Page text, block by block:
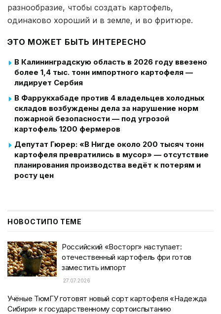
разнообразие, чтобы создать картофель,
одинаково хороший и в земле, и во фритюре.
ЭТО МОЖЕТ БЫТЬ ИНТЕРЕСНО
В Калининградскую область в 2026 году ввезено
более 1,4 тыс. тонн импортного картофеля —
лидирует Сербия
В Фаррукхабаде против 4 владельцев холодных
складов возбуждены дела за нарушение норм
пожарной безопасности — под угрозой
картофель 1200 фермеров
Депутат Гюрер: «В Нигде около 200 тысяч тонн
картофеля превратились в мусор» — отсутствие
планирования производства ведёт к потерям и
росту цен
НОВОСТИПО ТЕМЕ
Российский «Восторг» наступает:
отечественный картофель фри готов
заместить импорт
27.07.2026
Учёные ТюмГУ готовят новый сорт картофеля «Надежда
Сибири» к государственному сортоиспытанию